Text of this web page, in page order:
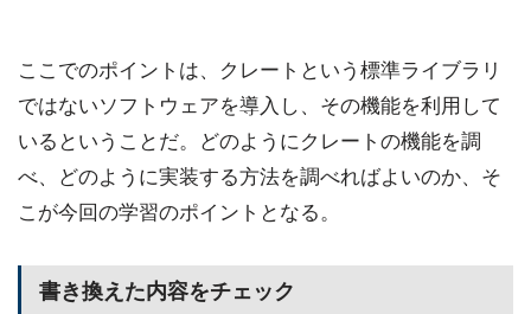
ここでのポイントは、クレートという標準ライブラリ
ではないソフトウェアを導入し、その機能を利用して
いるということだ。どのようにクレートの機能を調
べ、どのように実装する方法を調べればよいのか、そ
こが今回の学習のポイントとなる。
書き換えた内容をチェック